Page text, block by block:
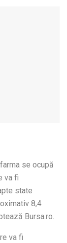
se ocupă
va fi
state
8,4
Bursa.ro.
va fi